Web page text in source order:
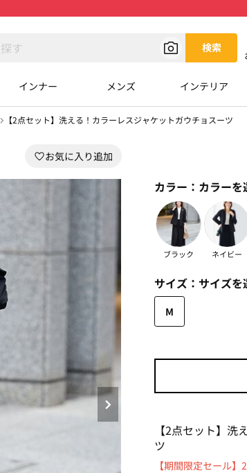
検索
インナー メンズ インテリア
【2点セット】洗える！カラーレスジャケットガウチョスーツ
カラー： カラーを
ブラック ネイビー
サイズ： サイズを
M
【2点セット】
ツ
【期間限定セール